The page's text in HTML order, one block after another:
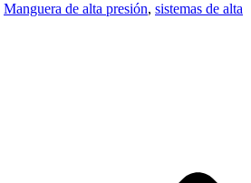
Manguera de alta presión, sistemas de alta